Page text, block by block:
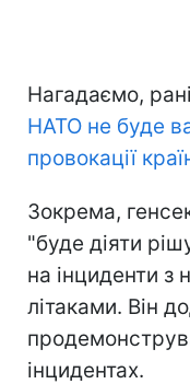
Нагадаємо,
НАТО не буде
провокації
Зокрема,
"буде діяти
на інциденти з
літаками. Він
інцидентах.